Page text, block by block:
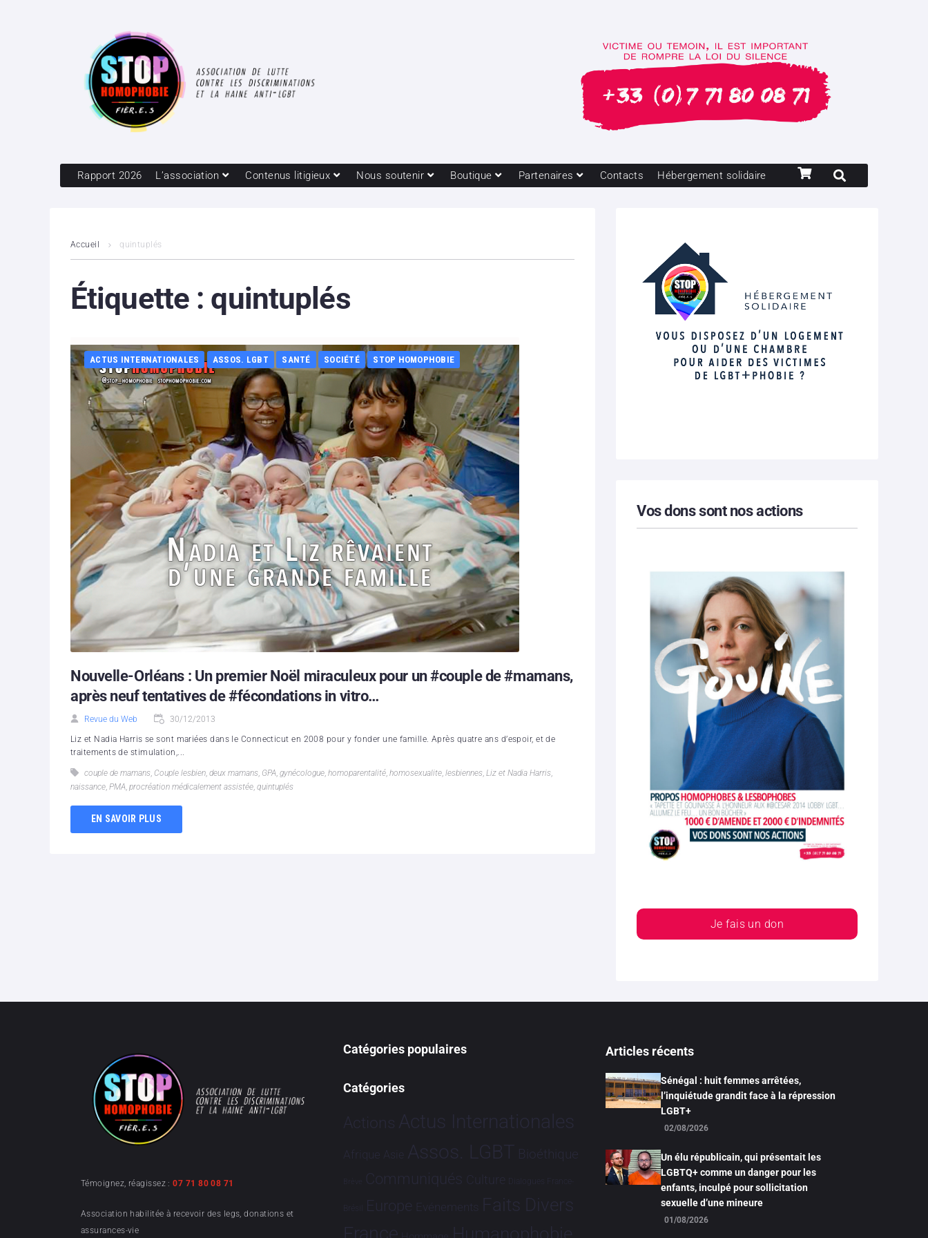
Rapport 2026 L’association Contenus litigieux Nous soutenir Boutique Partenaires Contacts Hébergement solidaire
Accueil quintuplés
Étiquette : quintuplés
ACTUS INTERNATIONALES ASSOS. LGBT SANTÉ SOCIÉTÉ STOP HOMOPHOBIE
Nouvelle-Orléans : Un premier Noël miraculeux pour un #couple de #mamans,
après neuf tentatives de #fécondations in vitro…
Revue du Web 30/12/2013
Liz et Nadia Harris se sont mariées dans le Connecticut en 2008 pour y fonder une famille. Après quatre ans d’espoir, et de
traitements de stimulation,...
couple de mamans, Couple lesbien, deux mamans, GPA, gynécologue, homoparentalité, homosexualite, lesbiennes, Liz et Nadia Harris,
naissance, PMA, procréation médicalement assistée, quintuplés
EN SAVOIR PLUS
Vos dons sont nos actions
Je fais un don
Témoignez, réagissez :07 71 80 08 71
Association habilitée à recevoir des legs, donations et
assurances-vie
Catégories populaires
Catégories
Actions Actus Internationales
Afrique Asie Assos. LGBT Bioéthique
Brève Communiqués Culture Dialogues France-
Brésil Europe Evénements Faits Divers
Humanophobie
Articles récents
Sénégal : huit femmes arrêtées,
l’inquiétude grandit face à la répression
LGBT+
02/08/2026
Un élu républicain, qui présentait les
LGBTQ+ comme un danger pour les
enfants, inculpé pour sollicitation
sexuelle d’une mineure
01/08/2026